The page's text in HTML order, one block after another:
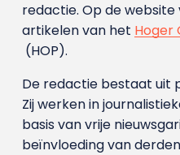
redactie. Op de website
artikelen van het Hoger
(HOP).
De redactie bestaat uit
Zij werken in
basis van vrije
beïnvloeding van